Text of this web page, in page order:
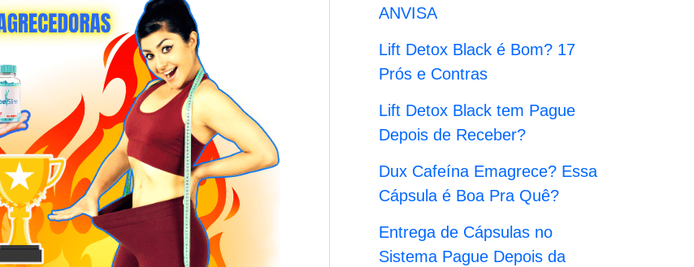
rANVISA
Lift Detox Black é Bom? 17
Prós e Contras
Lift Detox Black tem Pague
Depois de Receber?
Dux Cafeína Emagrece? Essa
Cápsula é Boa Pra Quê?
Entrega de Cápsulas no
Sistema Pague Depois da